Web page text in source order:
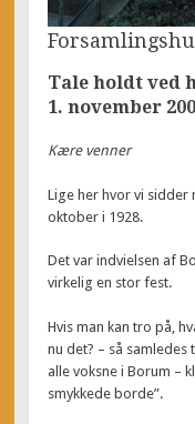
Tale holdt ved
1. november
Kære venner
Lige her hvor vi sidder
oktober i 1928.
Det var indvielsen af
virkelig en stor fest.
Hvis man kan tro på,
nu det? – så
alle voksne i Borum –
smykkede borde”.